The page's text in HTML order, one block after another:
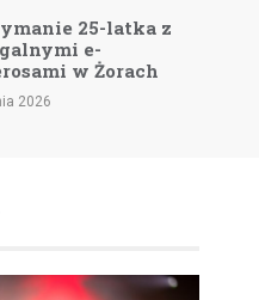
Teatr Cordis w
Jastrzębiu-Zdroju:
Noe-GO! oczarowuje